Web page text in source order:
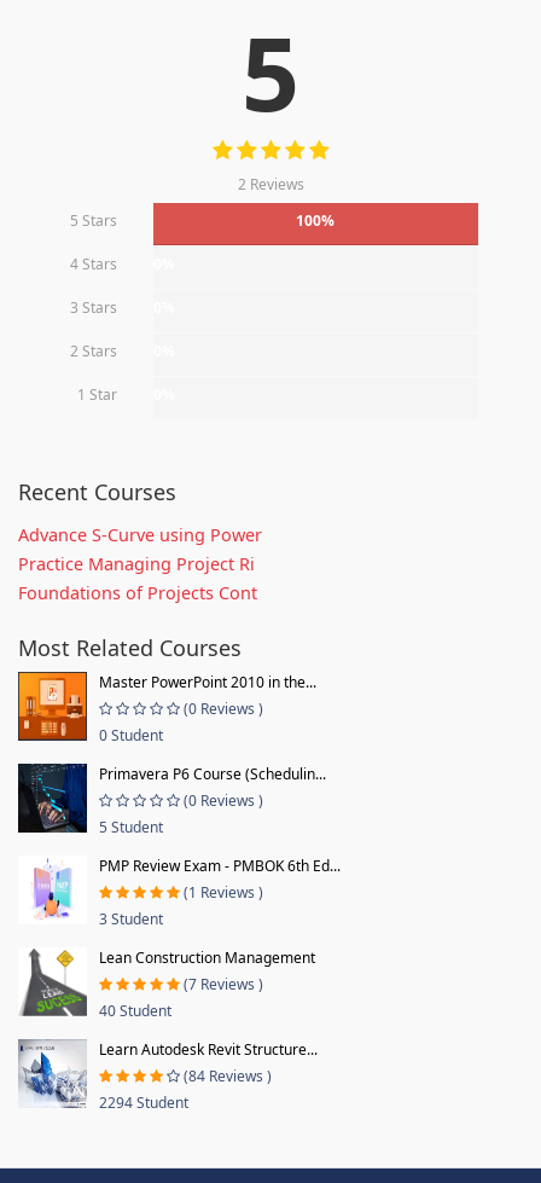
5
2 Reviews
5 Stars
100%
4 Stars
3 Stars
2 Stars
1 Star
Recent Courses
Advance S-Curve using Power
Practice Managing Project Ri
Foundations of Projects Cont
Most Related Courses
Master PowerPoint 2010 in the...
(0 Reviews )
0 Student
Primavera P6 Course (Schedulin...
(0 Reviews )
5 Student
PMP Review Exam - PMBOK 6th Ed...
(1 Reviews )
3 Student
Lean Construction Management
(7 Reviews )
40 Student
Learn Autodesk Revit Structure...
(84 Reviews )
2294 Student